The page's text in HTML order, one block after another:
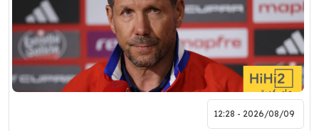
2026/08/09 - 12:28